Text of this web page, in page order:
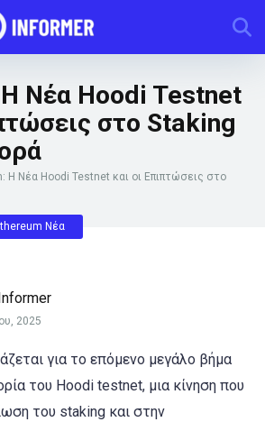
Νέα Hoodi Testnet
στο Staking
Η Νέα Hoodi Testnet και οι Επιπτώσεις στο
Νέα
2025
για το επόμενο μεγάλο βήμα
του Hoodi testnet, μια κίνηση που
του staking και στην